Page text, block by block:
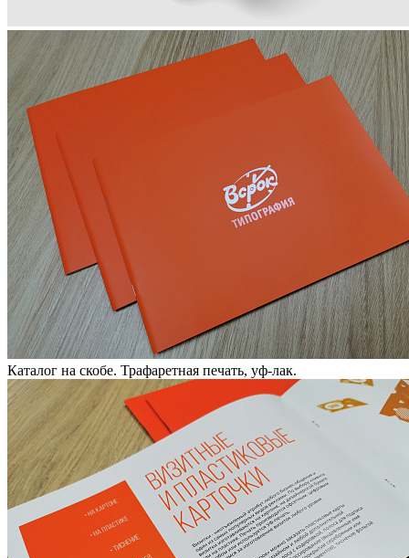
Каталог на скобе. Трафаретная печать, уф-лак.